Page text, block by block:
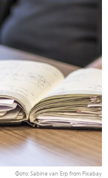
Фото: Sabine van Erp from Pixabay